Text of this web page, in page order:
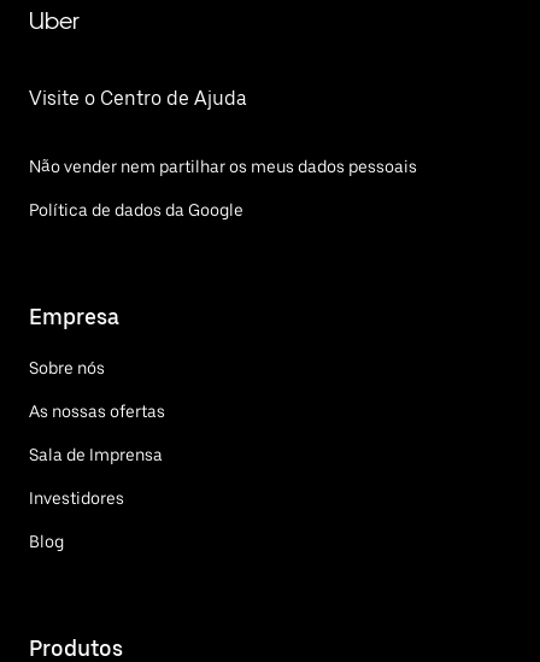
Uber
Visite o Centro de Ajuda
Não vender nem partilhar os meus dados pessoais
Política de dados da Google
Empresa
Sobre nós
As nossas ofertas
Sala de Imprensa
Investidores
Blog
Produtos